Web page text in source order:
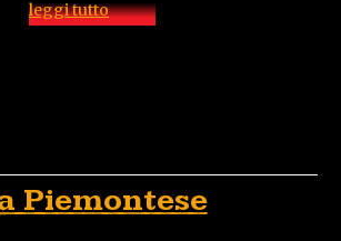
leggi tutto
Piemontese